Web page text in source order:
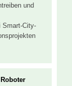
und
Smart-City-